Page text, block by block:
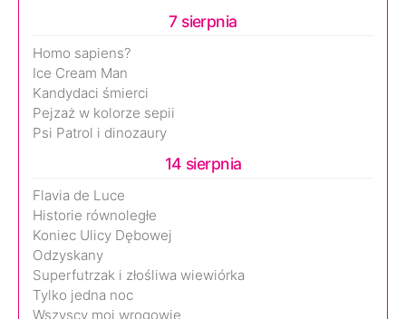
7 sierpnia
Homo sapiens?
Ice Cream Man
Kandydaci śmierci
Pejzaż w kolorze sepii
Psi Patrol i dinozaury
14 sierpnia
Flavia de Luce
Historie równoległe
Koniec Ulicy Dębowej
Odzyskany
Superfutrzak i złośliwa wiewiórka
Tylko jedna noc
Wszyscy moi wrogowie